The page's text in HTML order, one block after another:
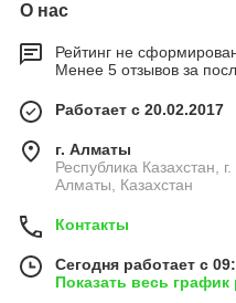
О нас
Рейтинг не
Менее 5 отзывов за
Работает с 20.02.2017
г. Алматы
Республика Казахстан,
Алматы, Казахстан
Контакты
Сегодня работает с
Показать весь